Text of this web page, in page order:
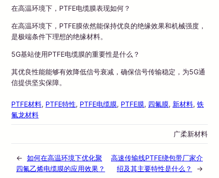
在高温环境下，PTFE电缆膜表现如何？
在高温环境下，PTFE膜依然能保持优良的绝缘效果和机械强度，
是极端条件下理想的绝缘材料。
5G基站使用PTFE电缆膜的重要性是什么？
其优良性能能够有效降低信号衰减，确保信号传输稳定，为5G通
信提供坚实保障。
PTFE材料, PTFE特性, PTFE电缆膜, PTFE膜, 四氟膜, 新材料, 铁
氟龙材料
广柔新材料
← 如何在高温环境下优化聚
四氟乙烯电缆膜的应用效果？
高速传输线PTFE绕包带厂家介
绍及其主要特性是什么？
→